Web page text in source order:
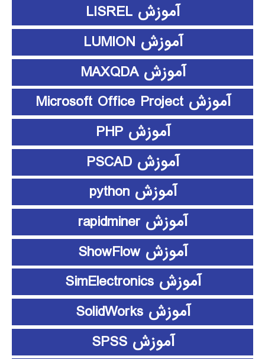
آموزش LISREL
آموزش LUMION
آموزش MAXQDA
آموزش Microsoft Office Project
آموزش PHP
آموزش PSCAD
آموزش python
آموزش rapidminer
آموزش ShowFlow
آموزش SimElectronics
آموزش SolidWorks
آموزش SPSS